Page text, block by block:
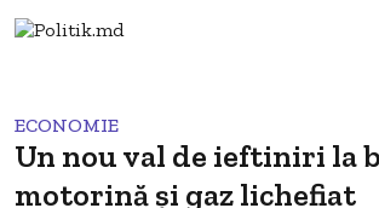
ECONOMIE
Un nou val de ieftiniri la
motorină și gaz lichefiat